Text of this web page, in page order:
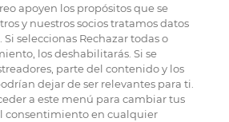
apoyen los propósitos que se
y nuestros socios tratamos datos
seleccionas Rechazar todas o
los deshabilitarás. Si se
parte del contenido y los
dejar de ser relevantes para ti.
a este menú para cambiar tus
consentimiento en cualquier